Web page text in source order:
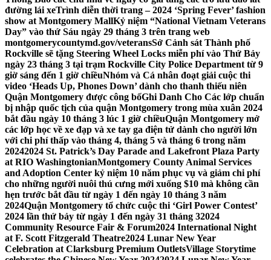
đường lái xeTrình diễn thời trang – 2024 ‘Spring Fever’ fashion
show at Montgomery MallKỷ niệm “National Vietnam Veterans
Day” vào thứ Sáu ngày 29 tháng 3 trên trang web
montgomerycountymd.gov/veteransSở Cảnh sát Thành phố
Rockville sẽ tặng Steering Wheel Locks miễn phí vào Thứ Bảy
ngày 23 tháng 3 tại trạm Rockville City Police Department từ 9
giờ sáng đến 1 giờ chiềuNhóm và Cá nhân đoạt giải cuộc thi
video ‘Heads Up, Phones Down’ dành cho thanh thiếu niên
Quận Montgomery được công bốGhi Danh Cho Các lớp chuẩn
bị nhập quốc tịch của quận Montgomery trong mùa xuân 2024
bắt đầu ngày 10 tháng 3 lúc 1 giờ chiềuQuận Montgomery mở
các lớp học về xe đạp và xe tay ga điện tử dành cho người lớn
với chi phí thấp vào tháng 4, tháng 5 và tháng 6 trong năm
20242024 St. Patrick’s Day Parade and Lakefront Plaza Party
at RIO WashingtonianMontgomery County Animal Services
and Adoption Center kỷ niệm 10 năm phục vụ và giảm chi phí
cho những người nuôi thú cưng mới xuống $10 mà không cần
hẹn trước bắt đầu từ ngày 1 đến ngày 10 tháng 3 năm
2024Quận Montgomery tổ chức cuộc thi ‘Girl Power Contest’
2024 lần thứ bảy từ ngày 1 đến ngày 31 tháng 32024
Community Resource Fair & Forum2024 International Night
at F. Scott Fitzgerald Theatre2024 Lunar New Year
Celebration at Clarksburg Premium OutletsVillage Storytime